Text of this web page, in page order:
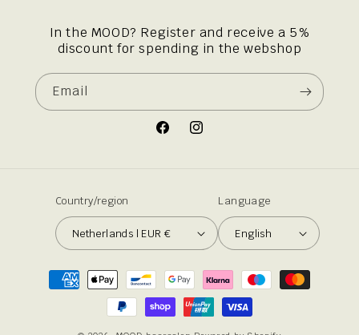
In the MOOD? Register and receive a 5%
discount for spending in the webshop
Email
FacebookInstagram
Country/region
Netherlands | EUR €
Language
English
Payment
methods